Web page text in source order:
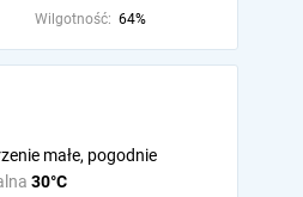
Wilgotność: 64%
30°C
małe, pogodnie